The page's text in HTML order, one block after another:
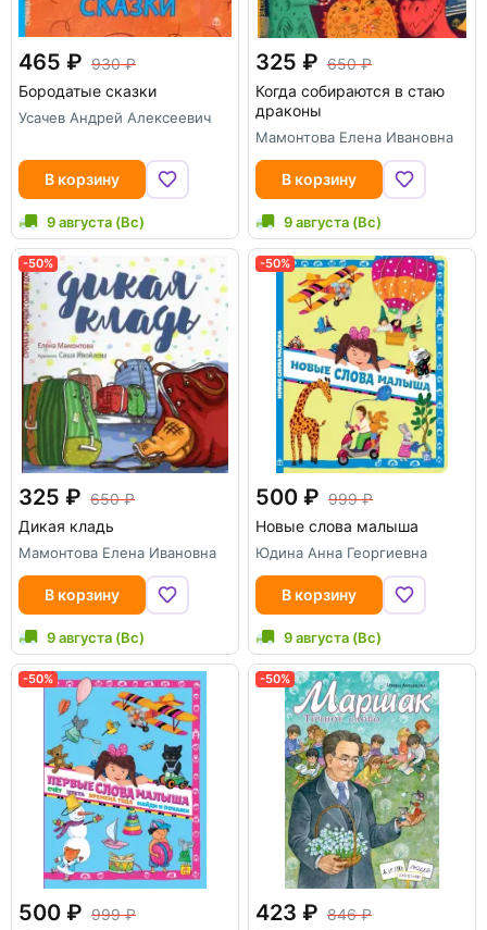
465
930
Бородатые сказки
Усачев Андрей Алексеевич
В корзину
9 августа (Вс)
325
650
Когда собираются в стаю
драконы
Мамонтова Елена Ивановна
В корзину
9 августа (Вс)
-50%
325
650
Дикая кладь
Мамонтова Елена Ивановна
В корзину
9 августа (Вс)
-50%
500
999
Новые слова малыша
Юдина Анна Георгиевна
В корзину
9 августа (Вс)
-50%
500
999
-50%
423
846